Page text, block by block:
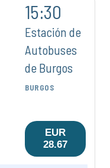
15:30
Estación de
Autobuses
de Burgos
BURGOS
EUR
28.67